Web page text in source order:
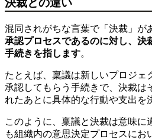
決裁との違い
混同されがちな言葉で「決裁」が
承認プロセスであるのに対し、決
手続きを指します。
たとえば、稟議は新しいプロジェ
承認してもらう手続きで、決裁は
れたあとに具体的な行動や支出を
このように、稟議と決裁は意味に
も組織内の意思決定プロセスにお